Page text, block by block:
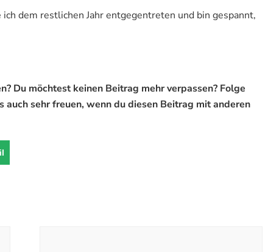
dem restlichen Jahr entgegentreten und bin gespannt,
Du möchtest keinen Beitrag mehr verpassen? Folge
auch sehr freuen, wenn du diesen Beitrag mit anderen